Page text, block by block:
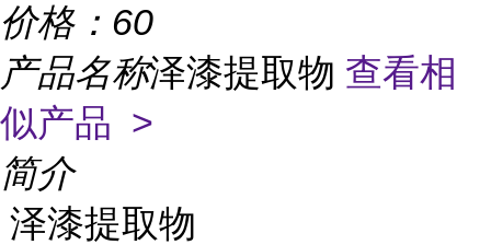
价格： 60
产品名称泽漆提取物 查看相
似产品 >
简介
泽漆提取物